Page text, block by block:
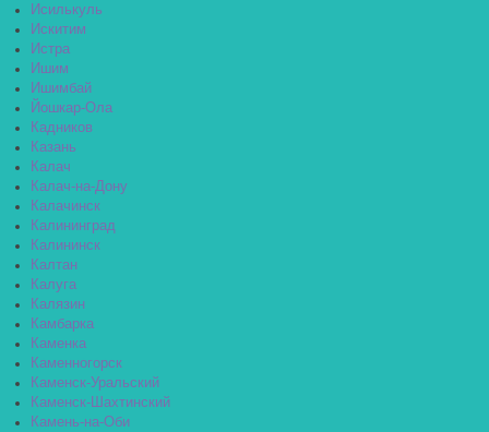
Исилькуль
Искитим
Истра
Ишим
Ишимбай
Йошкар-Ола
Кадников
Казань
Калач
Калач-на-Дону
Калачинск
Калининград
Калининск
Калтан
Калуга
Калязин
Камбарка
Каменка
Каменногорск
Каменск-Уральский
Каменск-Шахтинский
Камень-на-Оби